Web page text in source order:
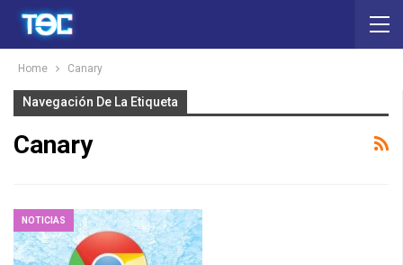
Home Canary
Navegación De La Etiqueta
Canary
NOTICIAS